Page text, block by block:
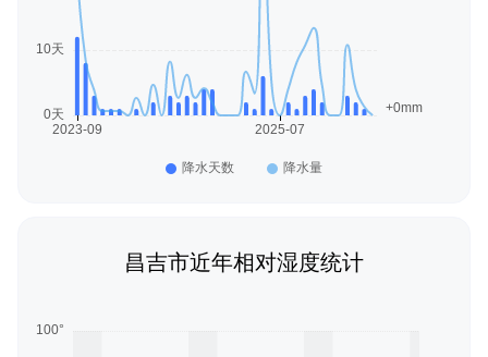
昌吉市近年相对湿度统计